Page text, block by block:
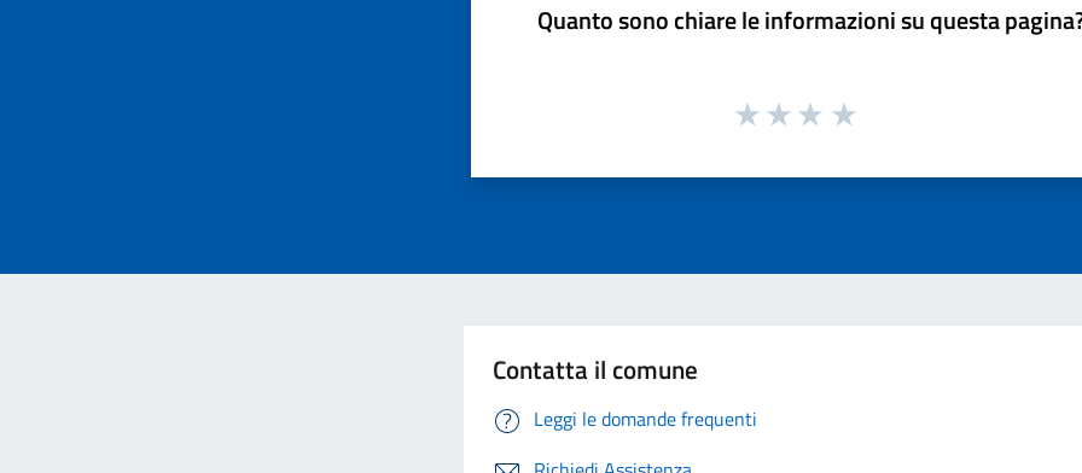
Quanto sono chiare le informazioni su questa
Contatta il comune
Leggi le domande frequenti